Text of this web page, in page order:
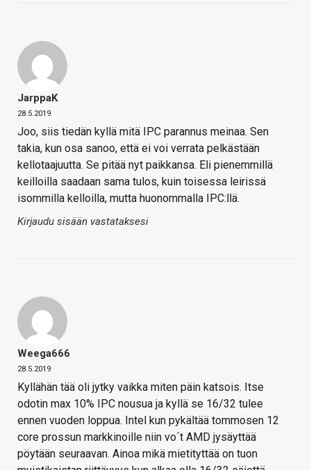
JarppaK
28.5.2019
Joo, siis tiedän kyllä mitä IPC parannus meinaa. Sen
takia, kun osa sanoo, että ei voi verrata pelkästään
kellotaajuutta. Se pitää nyt paikkansa. Eli pienemmillä
keilloilla saadaan sama tulos, kuin toisessa leirissä
isommilla kelloilla, mutta huonommalla IPC:llä.
Kirjaudu sisään vastataksesi
Weega666
28.5.2019
Kyllähän tää oli jytky vaikka miten päin katsois. Itse
odotin max 10% IPC nousua ja kyllä se 16/32 tulee
ennen vuoden loppua. Intel kun pykältää tommosen 12
core prossun markkinoille niin vo´t AMD jysäyttää
pöytään seuraavan. Ainoa mikä mietityttää on tuon